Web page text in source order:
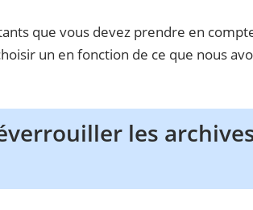
que vous devez prendre en
un en fonction de ce que nous
les